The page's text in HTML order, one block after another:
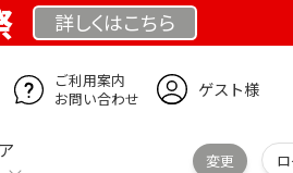
詳しくはこちら
ご利用案内
お問い合わせ
ゲスト様
変更